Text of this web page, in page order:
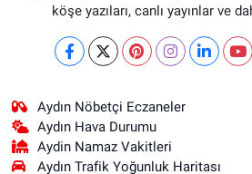
köşe yazıları, canlı yayınlar ve
Aydın Nöbetçi Eczaneler
Aydın Hava Durumu
Aydin Namaz Vakitleri
Aydın Trafik Yoğunluk Haritası